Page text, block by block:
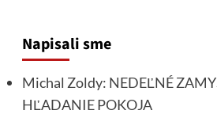
Napisali sme
Michal Zoldy: NEDEĽNÉ
HĽADANIE POKOJA